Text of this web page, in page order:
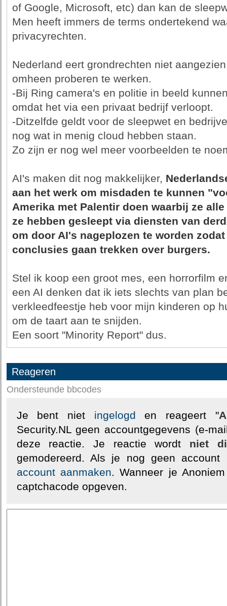
of Google, Microsoft, etc) dan kan de
Men heeft immers de terms ondertekend
privacyrechten.
Nederland eert grondrechten niet
omheen proberen te werken.
-Bij Ring camera's en politie in beeld
omdat het via een privaat bedrijf verloopt.
-Ditzelfde geldt voor de sleepwet en
nog wat in menig cloud hebben staan.
Zo zijn er nog wel meer voorbeelden te
AI's maken dit nog makkelijker,
aan het werk om misdaden te kunnen
Amerika met Palentir doen waarbij ze
ze hebben gesleept via diensten van
om door AI's nageplozen te worden
conclusies gaan trekken over burgers.
Stel ik koop een groot mes, een horrorfilm
een AI denken dat ik iets slechts van plan
verkleedfeestje heb voor mijn kinderen op
om de taart aan te snijden.
Een soort "Minority Report" dus.
Reageren
Ondersteunde bbcodes
Je bent niet ingelogd en reageert "
Security.NL geen accountgegevens (e-
deze reactie. Je reactie wordt niet
gemodereerd. Als je nog geen
account aanmaken. Wanneer je
captchacode opgeven.